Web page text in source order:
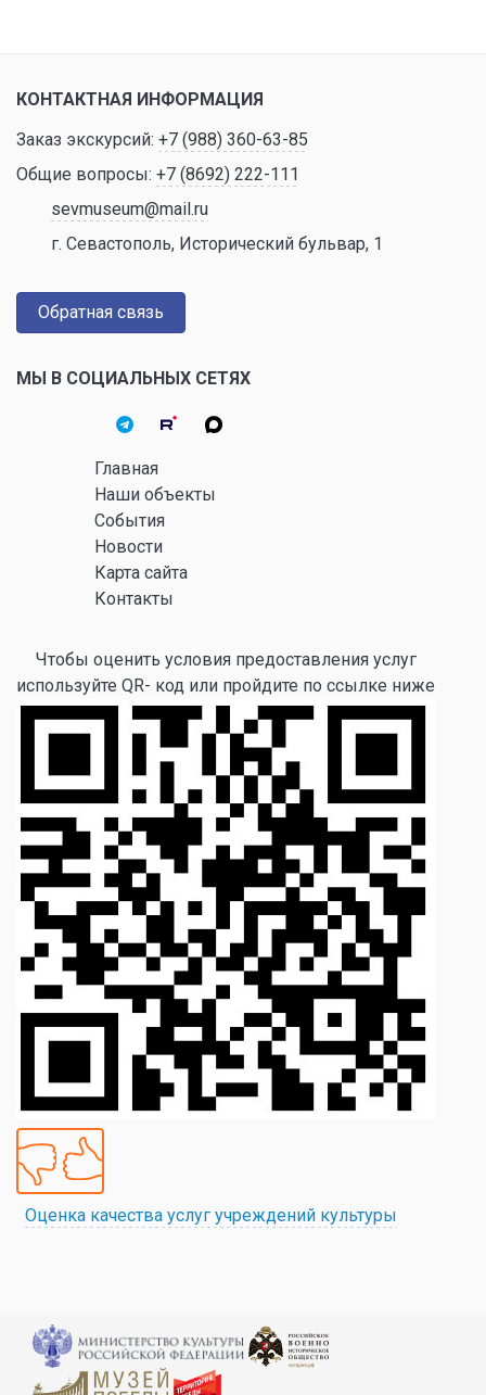
КОНТАКТНАЯ ИНФОРМАЦИЯ
Заказ экскурсий: +7 (988) 360-63-85
Общие вопросы: +7 (8692) 222-111
sevmuseum@mail.ru
г. Севастополь, Исторический бульвар, 1
Обратная связь
МЫ В СОЦИАЛЬНЫХ СЕТЯХ
Главная
Наши объекты
События
Новости
Карта сайта
Контакты
Чтобы оценить условия предоставления услуг
используйте QR- код или пройдите по ссылке ниже
Оценка качества услуг учреждений культуры